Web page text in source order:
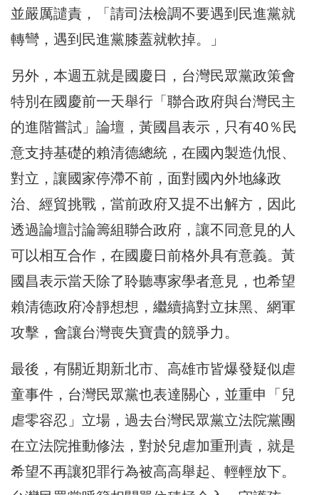
並嚴厲譴責，「請司法檢調不要遇到民進黨就
轉彎，遇到民進黨膝蓋就軟掉。」
另外，本週五就是國慶日，台灣民眾黨政策會
特別在國慶前一天舉行「聯合政府與台灣民主
的進階嘗試」論壇，黃國昌表示，只有40％民
意支持基礎的賴清德總統，在國內製造仇恨、
對立，讓國家停滯不前，面對國內外地緣政
治、經貿挑戰，當前政府又提不出解方，因此
透過論壇討論籌組聯合政府，讓不同意見的人
可以相互合作，在國慶日前格外具有意義。黃
國昌表示當天除了聆聽專家學者意見，也希望
賴清德政府冷靜想想，繼續搞對立抹黑、網軍
攻擊，會讓台灣喪失寶貴的競爭力。
最後，有關近期新北市、高雄市皆爆發疑似虐
童事件，台灣民眾黨也表達關心，並重申「兒
虐零容忍」立場，過去台灣民眾黨立法院黨團
在立法院推動修法，對於兒虐加重刑責，就是
希望不再讓犯罪行為被高高舉起、輕輕放下。